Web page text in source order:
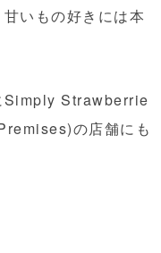
いもの好きには本
Simply Strawberrie
の店舗にも